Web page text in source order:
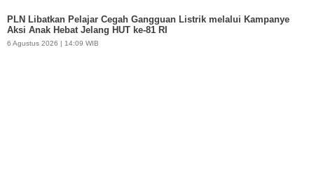
PLN Libatkan Pelajar Cegah Gangguan Listrik melalui Kampanye
Aksi Anak Hebat Jelang HUT ke-81 RI
6 Agustus 2026 | 14:09 WIB